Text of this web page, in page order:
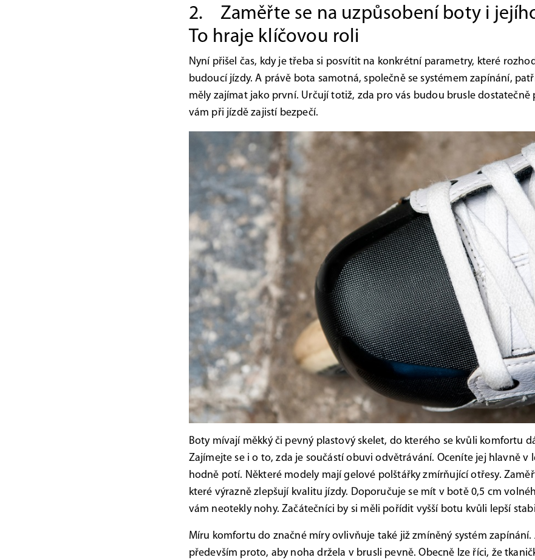
2. Zaměřte se na uzpůsobení boty i
To hraje klíčovou roli
Nyní přišel čas, kdy je třeba si posvítit na konkrétní parametry, které
budoucí jízdy. A právě bota samotná, společně se systémem zapínání,
měly zajímat jako první. Určují totiž, zda pro vás budou brusle dostatečně
vám při jízdě zajistí bezpečí.
Boty mívají měkký či pevný plastový skelet, do kterého se kvůli komfortu
Zajímejte se i o to, zda je součástí obuvi odvětrávání. Oceníte jej hlavně v
hodně potí. Některé modely mají gelové polštářky zmírňující otřesy.
které výrazně zlepšují kvalitu jízdy. Doporučuje se mít v botě 0,5 cm
vám neotekly nohy. Začátečníci by si měli pořídit vyšší botu kvůli lepší
Míru komfortu do značné míry ovlivňuje také již zmíněný systém zapínání.
především proto, aby noha držela v brusli pevně. Obecně lze říci, že